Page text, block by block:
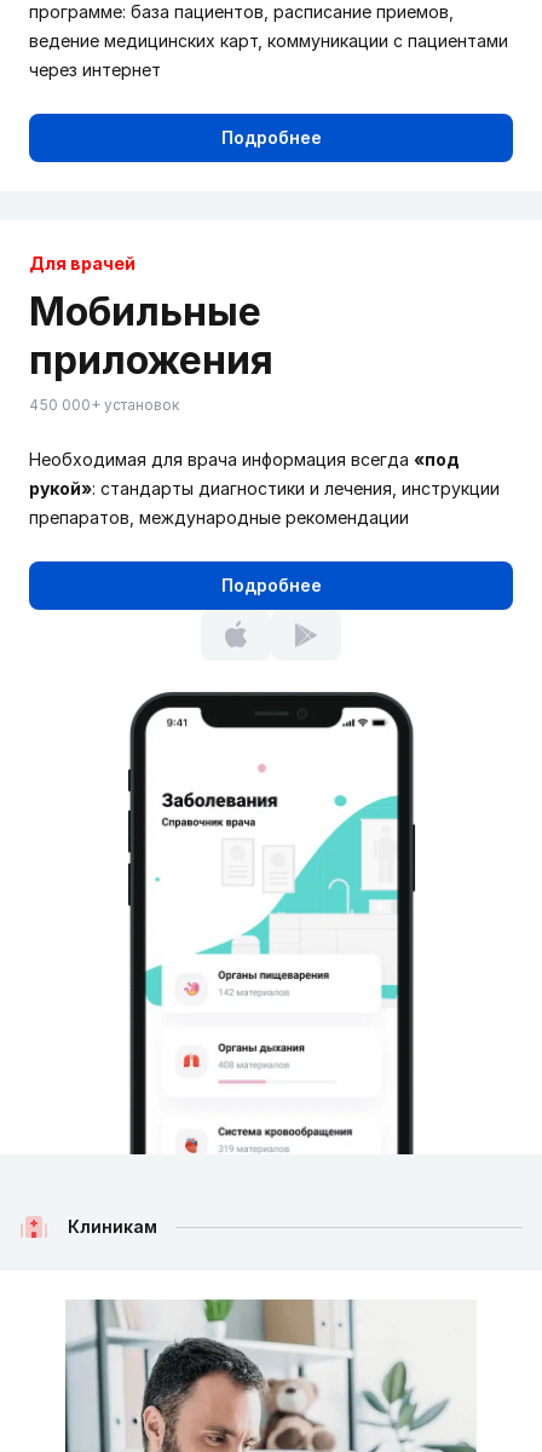
программе: база пациентов, расписание приемов,
ведение медицинских карт, коммуникации с пациентами
через интернет
Подробнее
Для врачей
Мобильные
приложения
450 000+ установок
Необходимая для врача информация всегда «под
рукой»: стандарты диагностики и лечения, инструкции
препаратов, международные рекомендации
Подробнее
Клиникам